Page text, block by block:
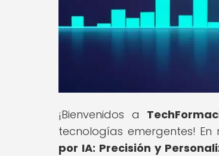
¡Bienvenidos a
tecnologías emergentes!
por IA: Precisión y